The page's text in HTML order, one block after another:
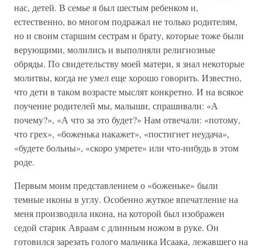
нас, детей. В семье я был шестым ребенком и,
естественно, во многом подражал не только родителям,
но и своим старшим сестрам и брату, которые тоже были
верующими, молились и выполняли религиозные
обряды. По свидетельству моей матери, я знал некоторые
молитвы, когда не умел еще хорошо говорить. Известно,
что дети в таком возрасте мыслят конкретно. И на всякое
поучение родителей мы, малыши, спрашивали: «А
почему?», «А что за это будет?» Нам отвечали: «потому,
что грех», «боженька накажет», «постигнет неудача»,
«будете больны», «скоро умрете» или что-нибудь в этом
роде.
Первым моим представлением о «боженьке» были
темные иконы в углу. Особенно жуткое впечатление на
меня производила икона, на которой был изображен
седой старик Авраам с длинным ножом в руке. Он
готовился зарезать голого мальчика Исаака, лежавшего на